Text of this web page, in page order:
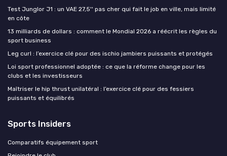
Test Junglor J1 : un VAE 27,5'' pas cher qui fait le job en ville, mais limité
en côte
13 milliards de dollars : comment le Mondial 2026 a réécrit les règles du
sport business
Leg curl : l’exercice clé pour des ischio jambiers puissants et protégés
Loi sport professionnel adoptée : ce que la réforme change pour les
clubs et les investisseurs
Maîtriser le hip thrust unilatéral : l’exercice clé pour des fessiers
puissants et équilibrés
Sports Insiders
Comparatifs équipement sport